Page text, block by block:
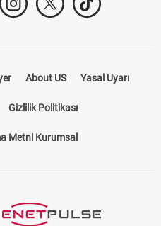
About US Yasal Uyarı
Gizlilik Politikası
Metni Kurumsal